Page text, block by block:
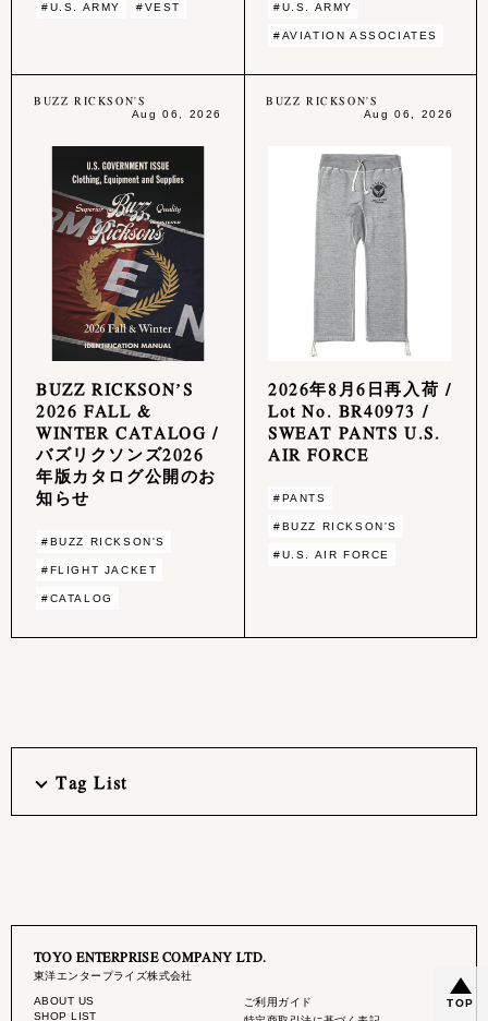
TOP
#U.S. ARMY #VEST #U.S. ARMY
#AVIATION ASSOCIATES
BUZZ RICKSON'S
Aug 06, 2026
BUZZ RICKSON’S
2026 FALL &
WINTER CATALOG /
バズリクソンズ2026
年版カタログ公開のお
知らせ
#BUZZ RICKSON'S
#FLIGHT JACKET
#CATALOG
BUZZ RICKSON'S
Aug 06, 2026
2026年8月6日再入荷 /
Lot No. BR40973 /
SWEAT PANTS U.S.
AIR FORCE
#PANTS
#BUZZ RICKSON'S
#U.S. AIR FORCE
Tag List
TOYO ENTERPRISE COMPANY LTD.
東洋エンタープライズ株式会社
ABOUT US
SHOP LIST
ご利用ガイド